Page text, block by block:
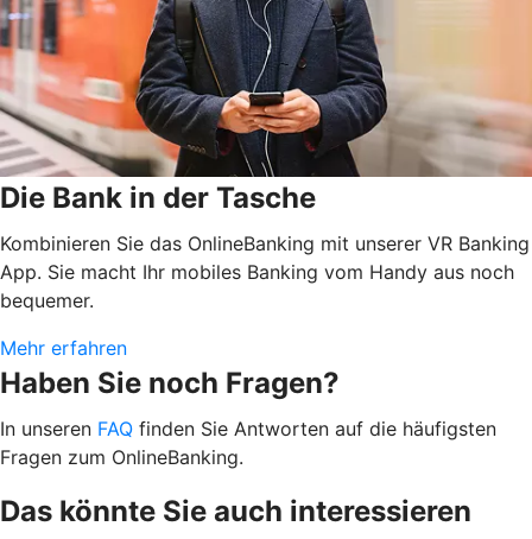
Die Bank in der Tasche
Kombinieren Sie das OnlineBanking mit unserer VR Banking
App. Sie macht Ihr mobiles Banking vom Handy aus noch
bequemer.
Mehr erfahren
Haben Sie noch Fragen?
In unseren FAQ finden Sie Antworten auf die häufigsten
Fragen zum OnlineBanking.
Das könnte Sie auch interessieren